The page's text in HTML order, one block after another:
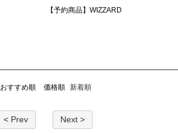
【予約商品】WIZZARD
おすすめ順 価格順 新着順
< Prev Next >